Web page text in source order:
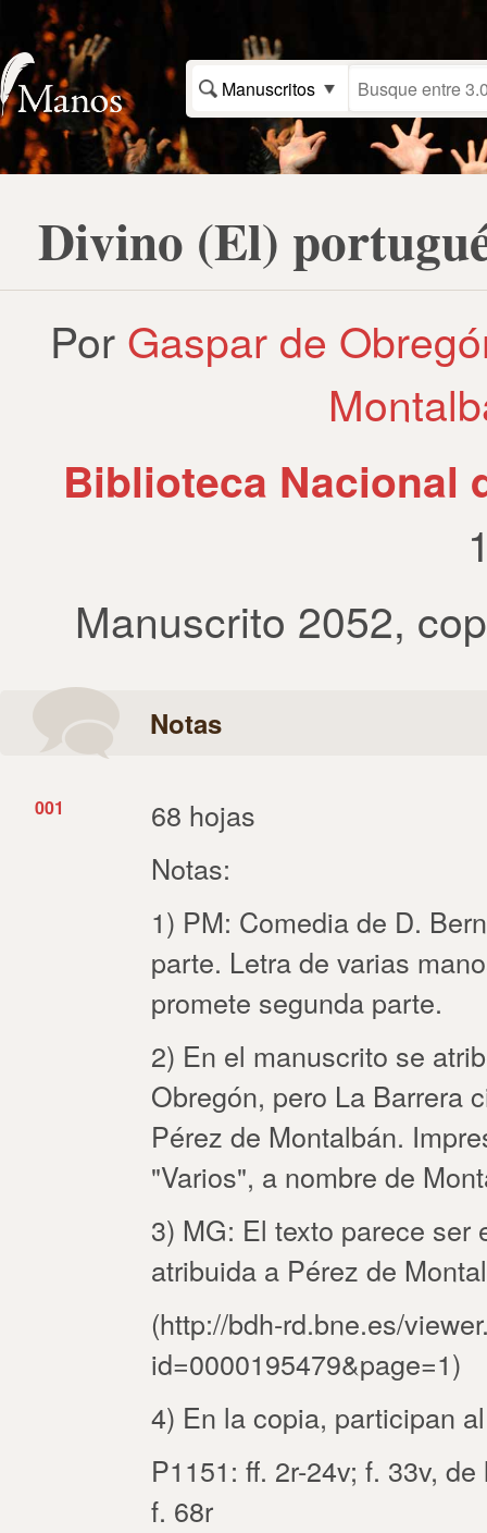
Manuscritos
Divino (El)
Por Gaspar de
Biblioteca Nacional
Manuscrito 2052,
Notas
001
68 hojas
Notas:
1) PM: Comedia de D.
parte. Letra de varias
promete segunda parte.
2) En el manuscrito se
Obregón, pero La Barrera
Pérez de Montalbán.
"Varios", a nombre de
3) MG: El texto parece
atribuida a Pérez de
(http://bdh-rd.bne.es/
id=0000195479&page=1)
4) En la copia, participan
P1151: ff. 2r-24v; f. 33v,
f. 68r